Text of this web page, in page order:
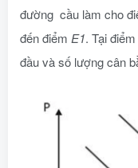
đường cầu làm cho
đến điểm E1. Tại
đầu và số lượng cân